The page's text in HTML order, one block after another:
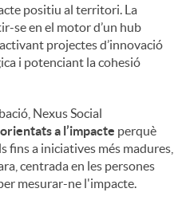
positiu al territori. La
se en el motor d’un hub
projectes d’innovació
i potenciant la cohesió
Nexus Social
a l’impacte perquè
fins a iniciatives més madures,
centrada en les persones
mesurar-ne l'impacte.